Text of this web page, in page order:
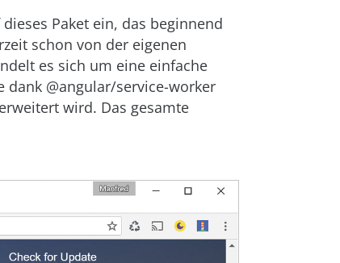
Paket ein, das beginnend
schon von der eigenen
es sich um eine einfache
dank @angular/service-worker
wird. Das gesamte